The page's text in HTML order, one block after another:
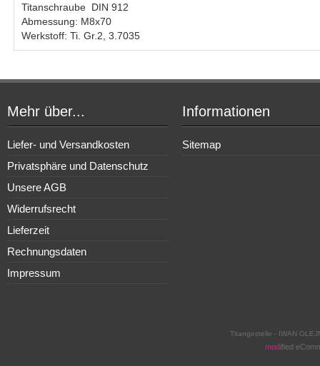
Titanschraube DIN 912
Abmessung: M8x70
Werkstoff: Ti. Gr.2, 3.7035
Mehr über...
Liefer- und Versandkosten
Privatsphäre und Datenschutz
Unsere AGB
Widerrufsrecht
Lieferzeit
Rechnungsdaten
Impressum
Informationen
Sitemap
Titangestelle - IWAN
modified